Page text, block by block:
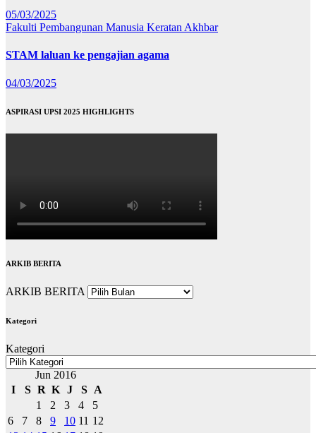
05/03/2025
Fakulti Pembangunan Manusia Keratan Akhbar
STAM laluan ke pengajian agama
04/03/2025
ASPIRASI UPSI 2025 HIGHLIGHTS
ARKIB BERITA
ARKIB BERITA
Kategori
Kategori
Jun 2016
I
S R K J S
A
1
2 3 4
5
6
7 8 9 10 11 12